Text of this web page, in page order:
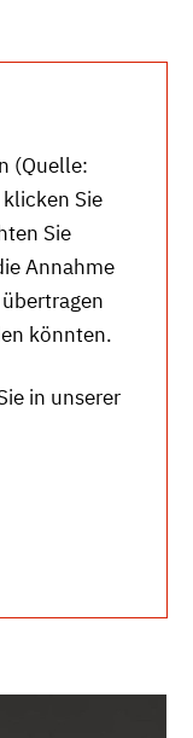
(Quelle:
Sie
Sie
Annahme
könnten.
in unserer